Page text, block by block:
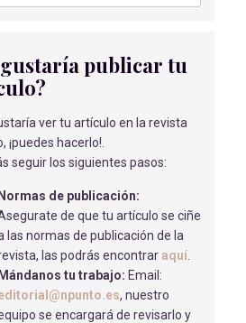
L.
DE LA NUTRICIÓN EN LA
J- 15/05/2018
ENFERMEROS A
POSTMASTECTOMÍA.
L.- 02/04/2018
POR DEFICIT DE
E HIPERACTIVIDAD (TDAH) Y
FÍSICA EN NIÑOS
publicar tu
ver tu artículo en la revista
¡puedes hacerlo!.
seguir los siguientes pasos:
Normas de publicación:
de que tu artículo se ciñe
las normas de publicación de la
las podrás encontraraquí
Mándanos tu trabajo: Email:
, nuestro
se encargará de revisarlo y